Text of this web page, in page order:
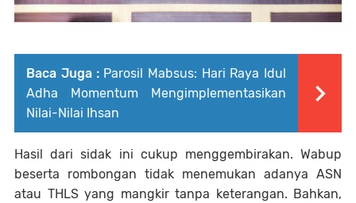
Baca Juga : Parosil Mabsus: Hari Raya Idul
Adha Momentum Mengimplementasikan
Nilai-Nilai Ihsan
Hasil dari sidak ini cukup menggembirakan. Wabup
beserta rombongan tidak menemukan adanya ASN
atau THLS yang mangkir tanpa keterangan. Bahkan,